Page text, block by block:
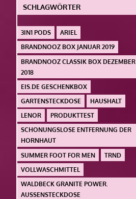
SCHLAGWÖRTER
3IN1 PODS
ARIEL
BRANDNOOZ BOX JANUAR 2019
BRANDNOOZ CLASSIK BOX DEZEMBER
2018
EIS.DE GESCHENKBOX
GARTENSTECKDOSE
HAUSHALT
LENOR
PRODUKTTEST
SCHONUNGSLOSE ENTFERNUNG DER
HORNHAUT
SUMMER FOOT FOR MEN
TRND
VOLLWASCHMITTEL
WALDBECK GRANITE POWER.
AUSSENSTECKDOSE